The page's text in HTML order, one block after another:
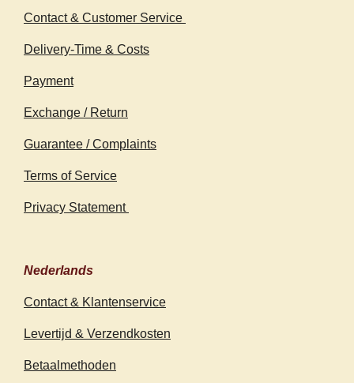
Contact & Customer Service
Delivery-Time & Costs
Payment
Exchange / Return
Guarantee / Complaints
Terms of Service
Privacy Statement
Nederlands
Contact & Klantenservice
Levertijd & Verzendkosten
Betaalmethoden